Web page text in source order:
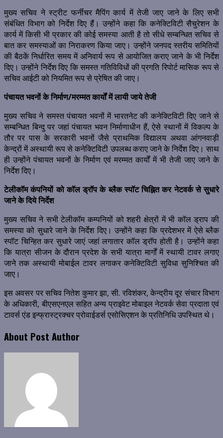
मुख्य सचिव ने स्ट्रीट फर्नीचर मैपिंग कार्य में तेजी जाए जाने के लिए सभी
संबंधित विभाग को निर्देश दिए हैं। उन्होंने कहा कि कनेक्टिविटी सैचुरेशन के
कार्य में किसी भी प्रकार की कोई समस्या आती है तो सीधे सम्बन्धित सचिव से
बात कर समस्याओं का निराकरण किया जाए। उन्होंने जनपद स्तरीय समितियों
की बैठकें निर्धारित समय में अनिवार्य रूप से आयोजित कराए जाने के भी निर्देश
दिए। उन्होंने निर्देश दिए कि समस्त गतिविविधों की प्रगति रिपोर्ट मासिक रूप से
सचिव आईटी को नियमित रूप से प्रेषित की जाए।
पंचायत भवनों के निर्माण/मरम्मत कार्यों में लायी जाये तेजी
मुख्य सचिव ने समस्त पंचायत भवनों में भारतनेट की कनेक्टिविटी दिए जाने से
सम्बन्धित बिन्दु पर जहां पंचायत भवन निर्माणाधीन हैं, ऐसे स्थानों में विकल्प के
तौर पर पास के सरकारी भवनों जैसे प्राथमिक विद्यालय अथवा आंगनवाड़ी
केन्द्रों में अस्थायी रूप से कनेक्टिविटी उपलब्ध कराए जाने के निर्देश दिए। साथ
ही उन्होंने पंचायत भवनों के निर्माण एवं मरम्मत कार्यों में भी तेजी जाए जाने के
निर्देश दिए।
टेलीकॉम कंपनियों को कॉल ड्रॉप के ब्लैक स्पॉट चिह्नित कर नेटवर्क से सुधारे
जाने के दिये निर्देश
मुख्य सचिव ने सभी टेलीकॉम कम्पनियों को शहरी क्षेत्रों में भी कॉल ड्राप की
समस्या को सुधारे जाने के निर्देश दिए। उन्होंने कहा कि प्रदेशभर में ऐसे ब्लैक
स्पॉट चिन्हित कर सुधारे जाएं जहां लगातार कॉल ड्रॉप होती है। उन्होंने कहा
कि यात्रा सीजन के दौरान प्रदेश के सभी यात्रा मार्गों में स्थायी टावर लगाए
जाने तक अस्थायी मोबाईल टावर लगाकर कनेक्टिविटी सुविधा सुनिश्चित की
जाए।
इस अवसर पर सचिव नितेश कुमार झा, सी. रविशंकर, केन्द्रीय दूर संचार विभाग
के अधिकारी, बीएसएनएल सहित अन्य प्राइवेट मोबाइल नेटवर्क सेवा प्रदाता एवं
टावर्स एंड इन्फ्रास्ट्रक्चर प्रोवाईडर्स एसोसिएशन के प्रतिनिधि उपस्थित थे।
About Post Author